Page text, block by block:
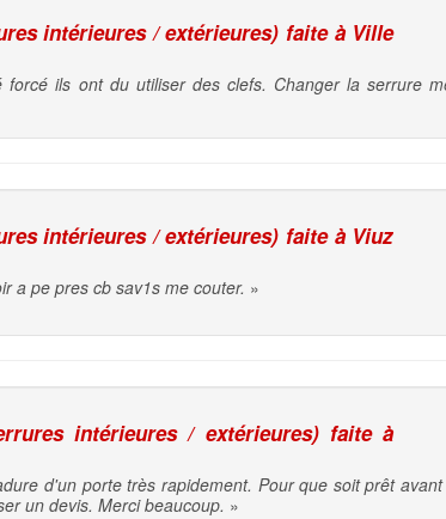
intérieures / extérieures) faite à Ville
ils ont du utiliser des clefs. Changer la serrure
intérieures / extérieures) faite à Viuz
a pe pres cb sav1s me couter. »
intérieures / extérieures) faite à
d'un porte très rapidement. Pour que soit prêt
un devis. Merci beaucoup. »